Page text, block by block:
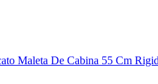
Maleta De Cabina 55 Cm